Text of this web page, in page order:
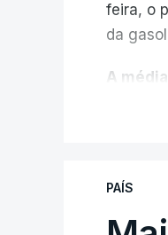
feira, o
da
A
PAÍS